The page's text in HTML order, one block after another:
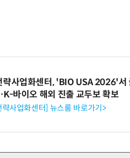
략사업화센터, 'BIO USA 2026'서
바이오 해외 진출 교두보 확보
략사업화센터] 뉴스룸 바로가기>